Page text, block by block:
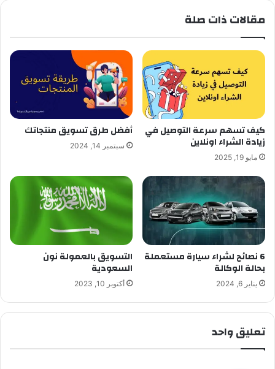
مقالات ذات صلة
كيف تسهم سرعة التوصيل في
زيادة الشراء اونلاين
مايو 19, 2025
أفضل طرق تسويق منتجاتك
سبتمبر 14, 2024
6 نصائح لشراء سيارة مستعملة
بحالة الوكالة
يناير 6, 2024
التسويق بالعمولة نون
السعودية
أكتوبر 10, 2023
تعليق واحد